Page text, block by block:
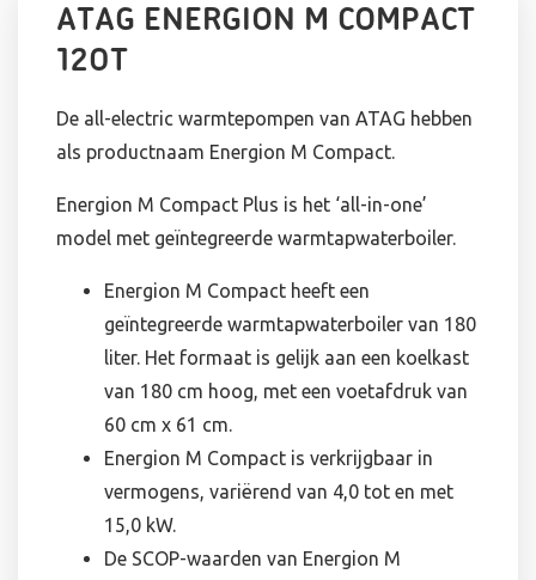
ATAG ENERGION M COMPACT
120T
De all-electric warmtepompen van ATAG hebben
als productnaam Energion M Compact.
Energion M Compact Plus is het ‘all-in-one’
model met geïntegreerde warmtapwaterboiler.
Energion M Compact heeft een
geïntegreerde warmtapwaterboiler van 180
liter. Het formaat is gelijk aan een koelkast
van 180 cm hoog, met een voetafdruk van
60 cm x 61 cm.
Energion M Compact is verkrijgbaar in
vermogens, variërend van 4,0 tot en met
15,0 kW.
De SCOP-waarden van Energion M